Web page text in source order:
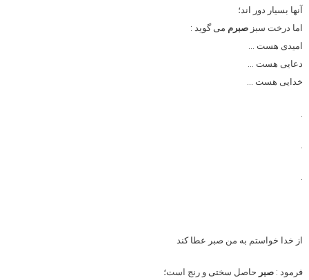
آنها بسیار دور اند؛
اما درخت سبز صبرم می گوید :
امیدی هست …
دعایی هست …
خدایی هست …
.
.
.
از خدا خواستم به من صبر عطا کند
فرمود : صبر حاصل سختی و رنج است؛